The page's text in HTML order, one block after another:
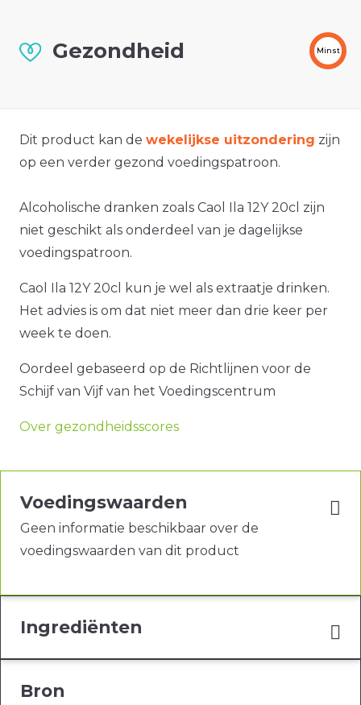
Gezondheid Minst
Dit product kan de wekelijkse uitzondering zijn
op een verder gezond voedingspatroon.
Alcoholische dranken zoals Caol Ila 12Y 20cl zijn
niet geschikt als onderdeel van je dagelijkse
voedingspatroon.
Caol Ila 12Y 20cl kun je wel als extraatje drinken.
Het advies is om dat niet meer dan drie keer per
week te doen.
Oordeel gebaseerd op de Richtlijnen voor de
Schijf van Vijf van het Voedingscentrum
Over gezondheidsscores
Voedingswaarden
Geen informatie beschikbaar over de
voedingswaarden van dit product
Ingrediënten
Bron